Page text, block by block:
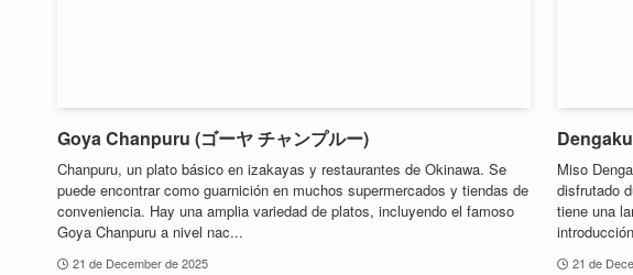
Goya Chanpuru (ゴーヤ チャンプルー)
Chanpuru, un plato básico en izakayas y restaurantes de Okinawa. Se
puede encontrar como guarnición en muchos supermercados y tiendas de
conveniencia. Hay una amplia variedad de platos, incluyendo el famoso
Goya Chanpuru a nivel nac...
21 de December de 2025
Miso
disfrutado
tiene una
21 de